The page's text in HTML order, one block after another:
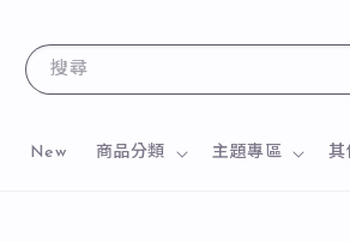
搜尋
New 商品分類 主題專區 其